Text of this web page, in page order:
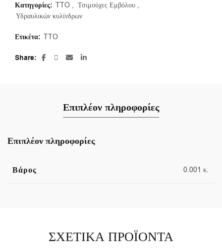
Κατηγορίες: TTO , Τσιμούχες Εμβόλου ,
Υδραυλικών κυλίνδρων
Ετικέτα: TTO
Share
Επιπλέον πληροφορίες
Επιπλέον πληροφορίες
Βάρος 0.001 κ.
ΣΧΕΤΙΚΆ ΠΡΟΪΌΝΤΑ